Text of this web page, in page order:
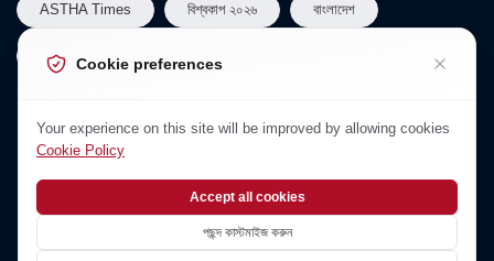
ASTHA Times বিশ্বকাপ ২০২৬ বাংলাদেশ
বাংলাদেশ রাজনীতি
Newsletter
N
Subscribe to Our Newsletter
Cookie preferences
Your experience on this site will be improved by allowing cookies
Cookie Policy
Accept all cookies
পছন্দ কাস্টমাইজ করুন